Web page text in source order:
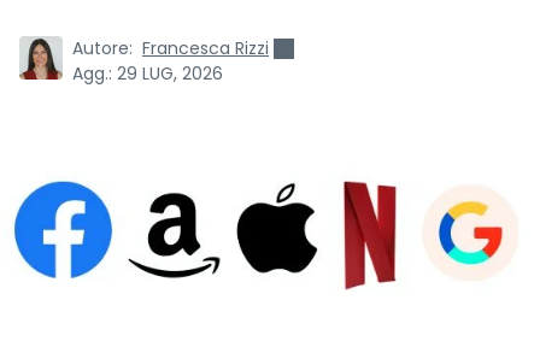
Autore: Francesca Rizzi
Agg.: 29 LUG, 2026